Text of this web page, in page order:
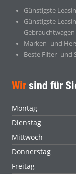
Günstigste
Günstigste
Gebrauchtwagen
Marken- und
Beste Filter- und
Wir sind für
Montag
Dienstag
Mittwoch
Donnerstag
Freitag